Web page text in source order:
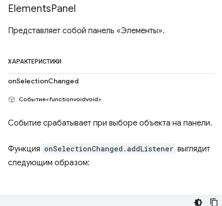
ElementsPanel
Представляет собой панель «Элементы».
ХАРАКТЕРИСТИКИ
onSelectionChanged
Событие<functionvoidvoid>
Событие срабатывает при выборе объекта на панели.
Функция onSelectionChanged.addListener выглядит
следующим образом: